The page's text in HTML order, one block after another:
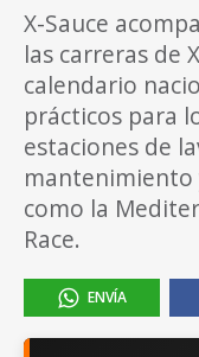
X-Sauce
las carreras de
calendario
prácticos para
estaciones de
mantenimiento
como la
Race.
ENVÍA